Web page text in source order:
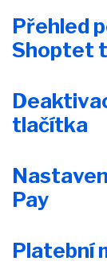
Přehled
Shoptet
tlačítka
Pay
Platební